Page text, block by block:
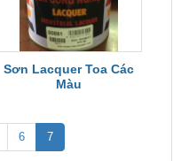
Sơn Lacquer Toa Các
Màu
6 7